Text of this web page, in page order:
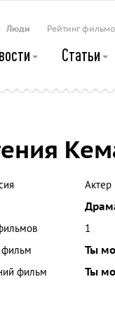
Люди Рейтинг
Статьи
Актер
1
Ты
фильм
Ты